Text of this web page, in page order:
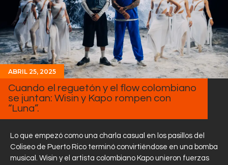
Programas
Noticias
Equipo
Sobre Nosotros
Contactos
ABRIL 25, 2025
Cuando el reguetón y el flow colombiano
se juntan: Wisin y Kapo rompen con
“Luna”.
Lo que empezó como una charla casual en los pasillos del
Coliseo de Puerto Rico terminó convirtiéndose en una bomba
musical. Wisin y el artista colombiano Kapo unieron fuerzas